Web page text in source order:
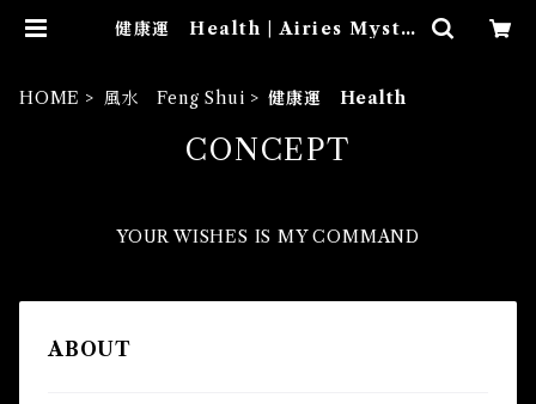
健康運 Health | Airies Mystic
HOME
風水 Feng Shui 健康運 Health
CONCEPT
YOUR WISHES IS MY COMMAND
ABOUT